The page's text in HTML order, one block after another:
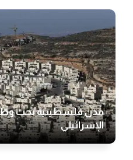
مدن فلسطينية تحت
الإسرائيلي